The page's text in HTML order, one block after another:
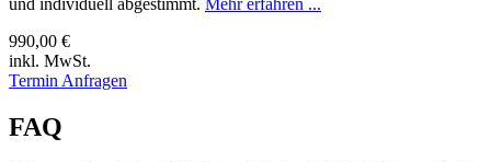
und individuell abgestimmt. Mehr erfahren ...
990,00 €
inkl. MwSt.
Termin Anfragen
FAQ